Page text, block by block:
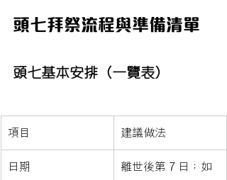
頭七拜祭流程與準備清單
頭七基本安排（一覽表）
項目 建議做法
日期
離世後第 7 日；如